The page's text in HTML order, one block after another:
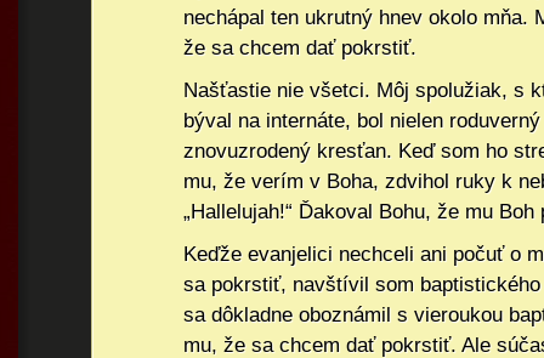
nechápal ten ukrutný hnev okolo mňa.
že sa chcem dať pokrstiť.
Našťastie nie všetci. Môj spolužiak, s
býval na internáte, bol nielen
znovuzrodený kresťan. Keď som ho
mu, že verím v Boha, zdvihol ruky k
„Hallelujah!“ Ďakoval Bohu, že mu Boh
Keďže evanjelici nechceli ani počuť o
sa pokrstiť, navštívil som
sa dôkladne oboznámil s vieroukou
mu, že sa chcem dať pokrstiť. Ale